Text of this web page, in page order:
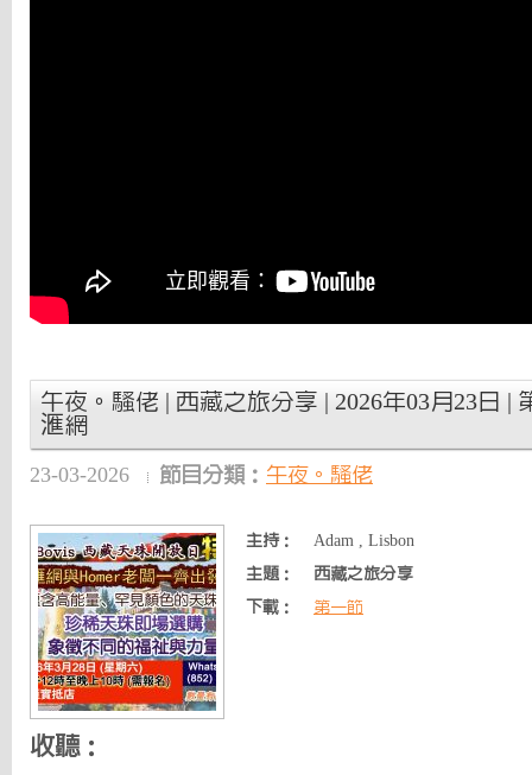
午夜。騷佬 | 西藏之旅分享 | 2026年03月23日 |
滙網
23-03-2026 節目分類： 午夜。騷佬
主持：
Adam , Lisbon
主題：
西藏之旅分享
下載：
第一節
收聽：